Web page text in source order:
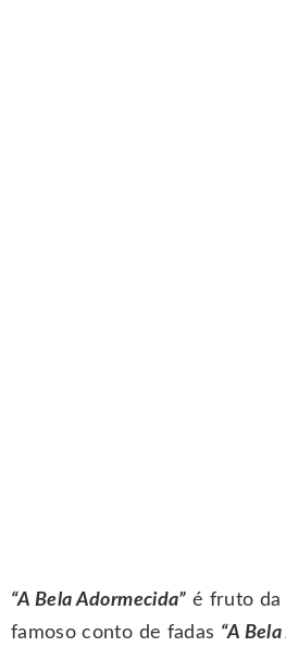
“A Bela Adormecida” é fruto da
famoso conto de fadas “A